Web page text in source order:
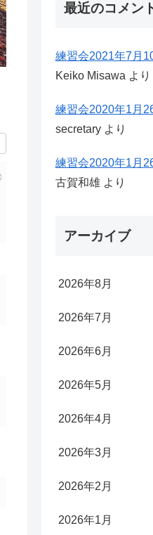
最近のコメン
練習会2021年7月
Keiko Misawa より
練習会2020年1月
secretary より
練習会2020年1月
古賀和雄 より
アーカイブ
2026年8月
2026年7月
2026年6月
2026年5月
2026年4月
2026年3月
2026年2月
2026年1月